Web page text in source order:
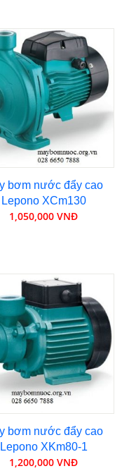
bơm nước đẩy cao
Lepono XCm130
1,050,000 VNĐ
bơm nước đẩy cao
Lepono XKm80-1
1,200,000 VNĐ